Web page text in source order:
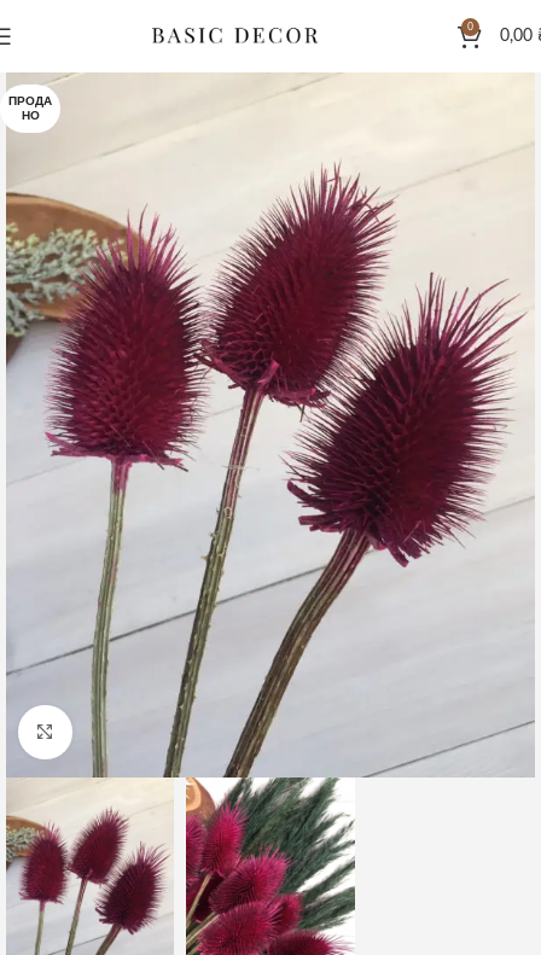
0
0,00
ПРОДА
НО
Клацніть, щоб збільшити